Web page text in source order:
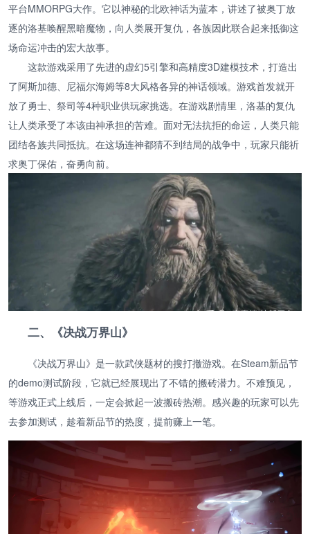
平台MMORPG大作。它以神秘的北欧神话为蓝本，讲述了被奥丁放
逐的洛基唤醒黑暗魔物，向人类展开复仇，各族因此联合起来抵御这
场命运冲击的宏大故事。
这款游戏采用了先进的虚幻5引擎和高精度3D建模技术，打造出
了阿斯加德、尼福尔海姆等8大风格各异的神话领域。游戏首发就开
放了勇士、祭司等4种职业供玩家挑选。在游戏剧情里，洛基的复仇
让人类承受了本该由神承担的苦难。面对无法抗拒的命运，人类只能
团结各族共同抵抗。在这场连神都猜不到结局的战争中，玩家只能祈
求奥丁保佑，奋勇向前。
二、《决战万界山》
《决战万界山》是一款武侠题材的搜打撤游戏。在Steam新品节
的demo测试阶段，它就已经展现出了不错的搬砖潜力。不难预见，
等游戏正式上线后，一定会掀起一波搬砖热潮。感兴趣的玩家可以先
去参加测试，趁着新品节的热度，提前赚上一笔。